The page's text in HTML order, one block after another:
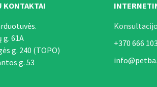
KONTAKTAI
61A
g. 240 (TOPO)
g. 53
+370 666